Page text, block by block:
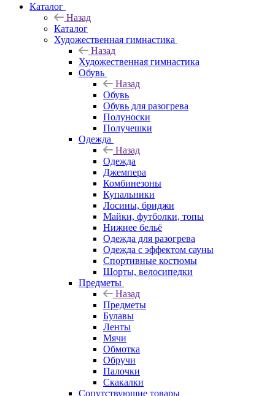
Каталог
Назад
Каталог
Художественная гимнастика
Назад
Художественная гимнастика
Обувь
Назад
Обувь
Обувь для разогрева
Полуноски
Получешки
Одежда
Назад
Одежда
Джемпера
Комбинезоны
Купальники
Лосины, бриджи
Майки, футболки, топы
Нижнее бельё
Одежда для разогрева
Одежда с эффектом сауны
Спортивные костюмы
Шорты, велосипедки
Предметы
Назад
Предметы
Булавы
Ленты
Мячи
Обмотка
Обручи
Палочки
Скакалки
Сопутствующие товары